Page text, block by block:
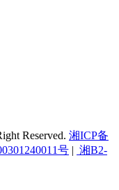
Reserved. 湘ICP备
号 | 湘B2-